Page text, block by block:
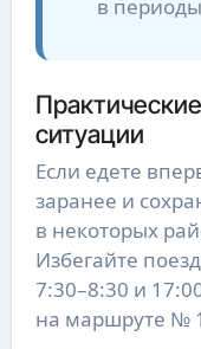
в
ситуации
Если едете
заранее и
в некоторых
Избегайте
7:30–8:30 и
на маршруте №